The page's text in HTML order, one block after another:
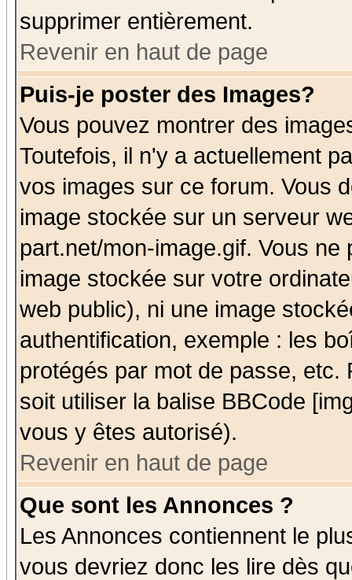
supprimer entièrement.
Revenir en haut de page
Puis-je poster des Images?
Vous pouvez montrer des
Toutefois, il n'y a actuellement
vos images sur ce forum. Vous
image stockée sur un serveur
part.net/mon-image.gif. Vous
image stockée sur votre
web public), ni une image
authentification, exemple : les
protégés par mot de passe,
soit utiliser la balise BBCode
vous y êtes autorisé).
Revenir en haut de page
Que sont les Annonces ?
Les Annonces contiennent le
vous devriez donc les lire dès